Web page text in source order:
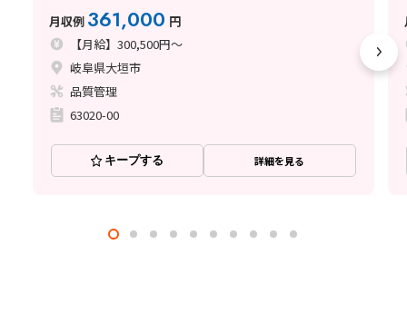
月収例 361,000 円
【月給】300,500円～
岐阜県大垣市
品質管理
63020-00
キープする 詳細を見る